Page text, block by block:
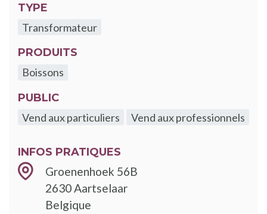
TYPE
Transformateur
PRODUITS
Boissons
PUBLIC
Vend aux particuliers
Vend aux professionnels
INFOS PRATIQUES
Groenenhoek 56B
2630Aartselaar
Belgique